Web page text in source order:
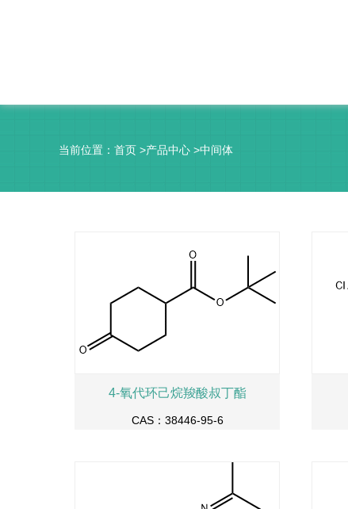
当前位置： 首页 >产品中心 >中间体
4-氧代环己烷羧酸叔丁酯
CAS：38446-95-6